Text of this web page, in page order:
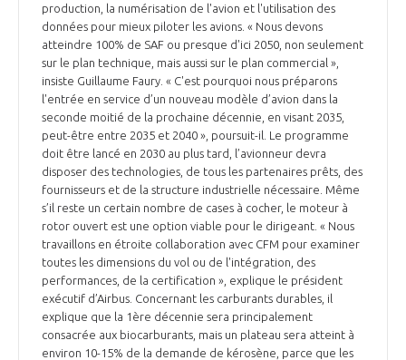
STARTAIR
COMMISSIONS ET COMITÉS
UN ÉCOSYSTÈME INTÉGRÉ ET COHÉRENT
POURQUOI DEVENIR MEMBRE ?
LA MÉDIATION DANS LA FILIÈRE AÉRONAUTIQUE ET SPATIALE
LE MÉDIATEUR DE LA FILIÈRE AÉRONAUTIQUE ET SPATIALE
MÉDIATION ET CHARTE D’ENGAGEMENT SUR LES RELATIONS ENTRE
CLIENTS ET FOURNISSEURS
LA MÉDIATION AU-DELÀ DE LA FILIÈRE AÉRONAUTIQUE ET SPATIALE
PRENDRE CONTACT AVEC LE MÉDIATEUR DE LA FILIÈRE
LE SALON DU BOURGET
L'OBSERVATOIRE
CHIFFRES CLÉS
LES ENJEUX
COMPÉTITIVITÉ
EMPLOI & FORMATION
LES PUBLICATIONS
DOCUMENTS & BROCHURES
production, la numérisation de l'avion et l'utilisation des
données pour mieux piloter les avions. « Nous devons
atteindre 100% de SAF ou presque d'ici 2050, non seulement
sur le plan technique, mais aussi sur le plan commercial »,
insiste Guillaume Faury. « C'est pourquoi nous préparons
l'entrée en service d’un nouveau modèle d’avion dans la
seconde moitié de la prochaine décennie, en visant 2035,
peut-être entre 2035 et 2040 », poursuit-il. Le programme
doit être lancé en 2030 au plus tard, l’avionneur devra
disposer des technologies, de tous les partenaires prêts, des
fournisseurs et de la structure industrielle nécessaire. Même
s’il reste un certain nombre de cases à cocher, le moteur à
rotor ouvert est une option viable pour le dirigeant. « Nous
travaillons en étroite collaboration avec CFM pour examiner
toutes les dimensions du vol ou de l'intégration, des
performances, de la certification », explique le président
exécutif d’Airbus. Concernant les carburants durables, il
explique que la 1ère décennie sera principalement
consacrée aux biocarburants, mais un plateau sera atteint à
environ 10-15% de la demande de kérosène, parce que les
Découvrez les avantages d'adhérer au GIFAS.
Rencontres, salons, données sectorielles,
programmes ...
DEMANDE D’ADHÉSION